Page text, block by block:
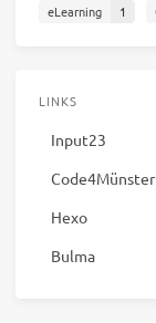
eLearning
1
LINKS
Input23
Code4Münster
Hexo
Bulma